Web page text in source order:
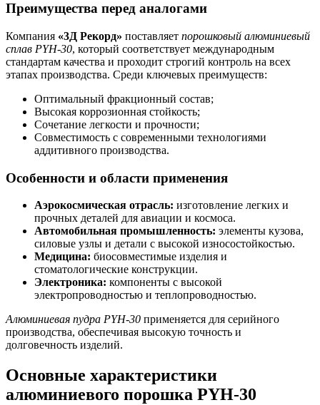
Преимущества перед аналогами
Компания «3Д Рекорд» поставляет порошковый алюминиевый
сплав PYH-30, который соответствует международным
стандартам качества и проходит строгий контроль на всех
этапах производства. Среди ключевых преимуществ:
Оптимальный фракционный состав;
Высокая коррозионная стойкость;
Сочетание легкости и прочности;
Совместимость с современными технологиями
аддитивного производства.
Особенности и области применения
Аэрокосмическая отрасль: изготовление легких и
прочных деталей для авиации и космоса.
Автомобильная промышленность: элементы кузова,
силовые узлы и детали с высокой износостойкостью.
Медицина: биосовместимые изделия и
стоматологические конструкции.
Электроника: компоненты с высокой
электропроводностью и теплопроводностью.
Алюминиевая пудра PYH-30 применяется для серийного
производства, обеспечивая высокую точность и
долговечность изделий.
Основные характеристики
алюминиевого порошка PYH-30